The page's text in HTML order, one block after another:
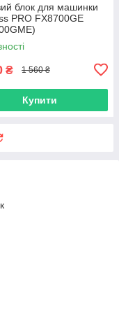
блок для машинки
PRO FX8700GE
₴ 1 560 ₴
Купити